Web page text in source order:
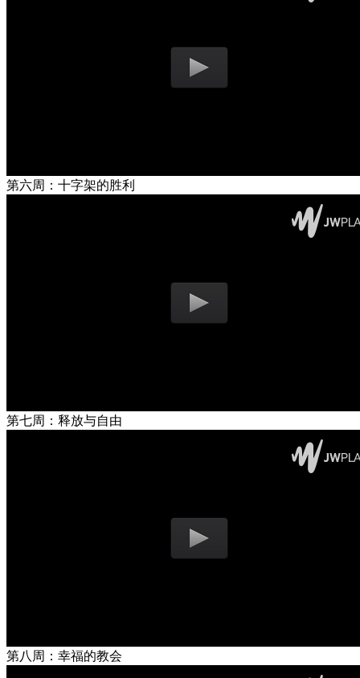
第六周：十字架的胜利
第七周：释放与自由
第八周：幸福的教会